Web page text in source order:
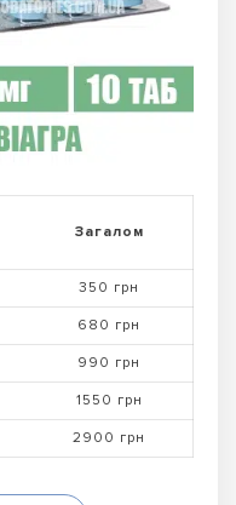
Загалом
350 грн
680 грн
990 грн
1550 грн
2900 грн